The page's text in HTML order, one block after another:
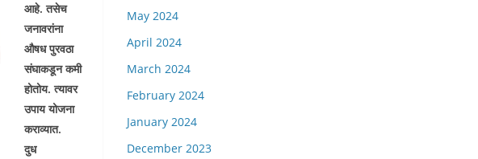
आहे. तसेच
जनावरांना
औषध पुरवठा
संघाकडून कमी
होतोय. त्यावर
उपाय योजना
कराव्यात.
दुध
May 2024
April 2024
March 2024
February 2024
January 2024
December 2023